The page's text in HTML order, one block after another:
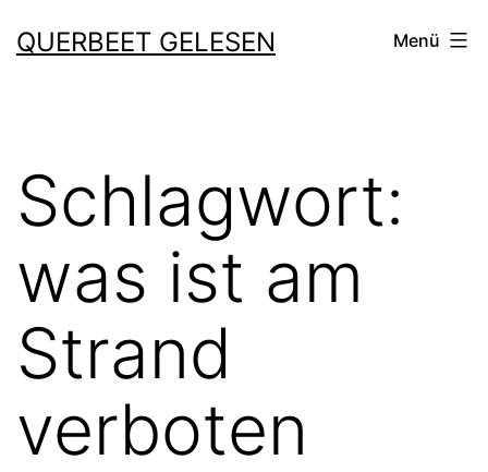
Inhalt
QUERBEET GELESEN Menü
Schlagwort:
was ist am
Strand
verboten